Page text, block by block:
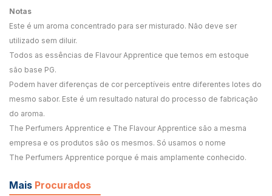
Notas
Este é um aroma concentrado para ser misturado. Não deve ser
utilizado sem diluir.
Todos as essências de Flavour Apprentice que temos em estoque
são base PG.
Podem haver diferenças de cor perceptíveis entre diferentes lotes do
mesmo sabor. Este é um resultado natural do processo de fabricação
do aroma.
The Perfumers Apprentice e The Flavour Apprentice são a mesma
empresa e os produtos são os mesmos. Só usamos o nome
The Perfumers Apprentice porque é mais amplamente conhecido.
Mais Procurados